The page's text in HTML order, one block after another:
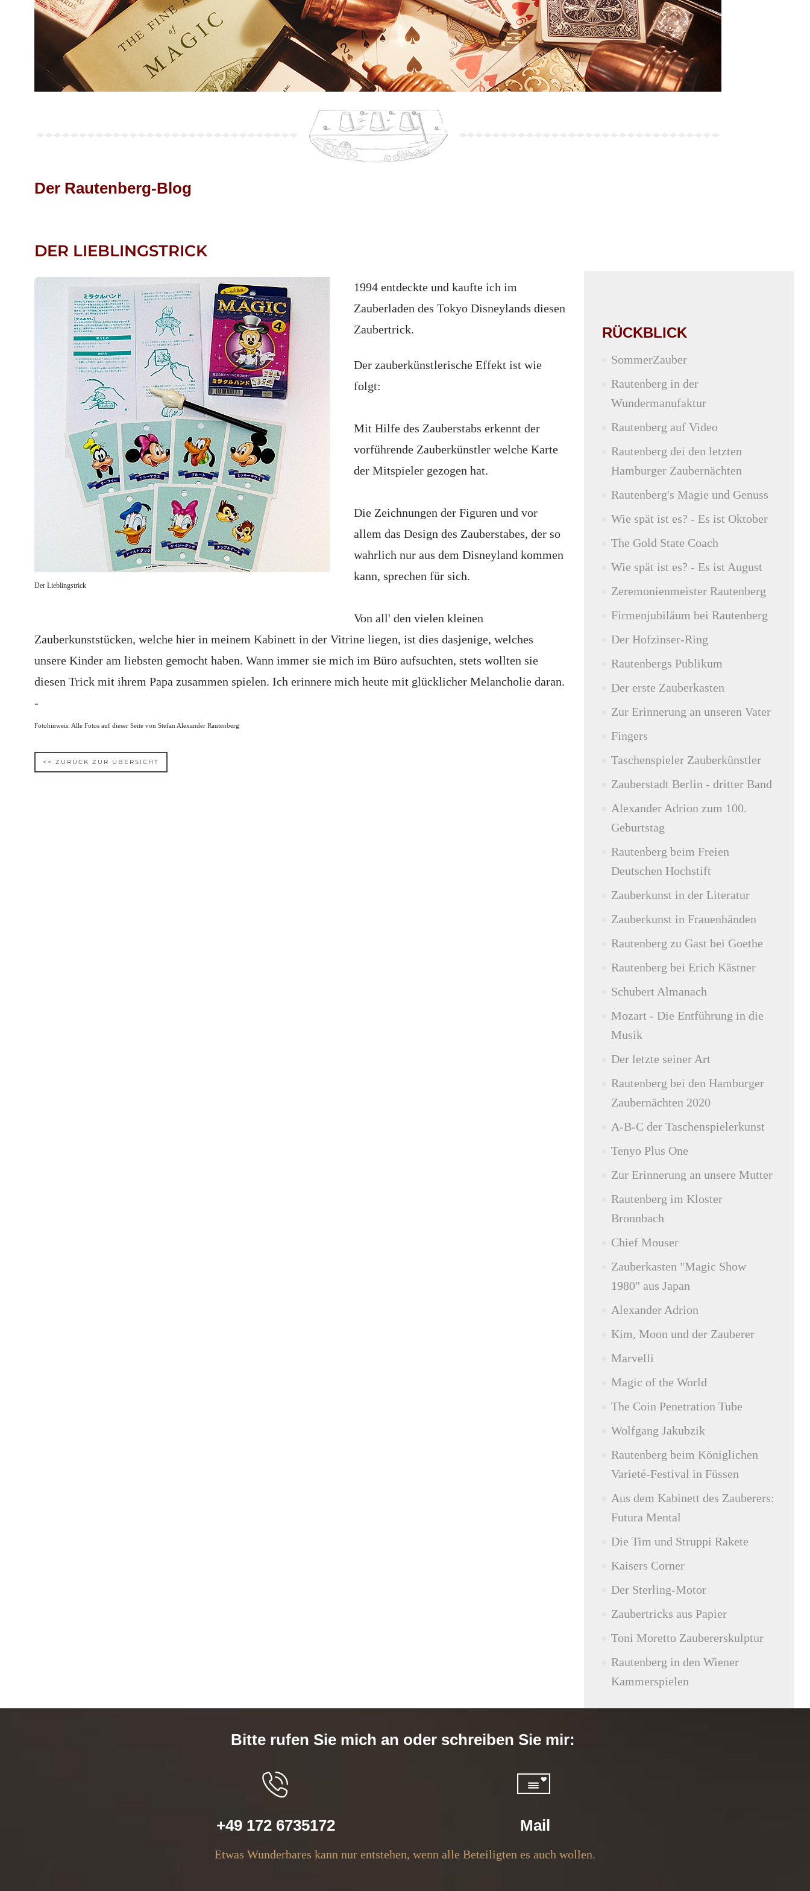
Der Rautenberg-Blog
RÜCKBLICK
SommerZauber
Rautenberg in der
Wundermanufaktur
Rautenberg auf Video
Rautenberg dei den letzten
Hamburger Zaubernächten
Rautenberg's Magie und Genuss
Wie spät ist es? - Es ist Oktober
The Gold State Coach
Wie spät ist es? - Es ist August
Zeremonienmeister Rautenberg
Firmenjubiläum bei Rautenberg
Der Hofzinser-Ring
Rautenbergs Publikum
Der erste Zauberkasten
Zur Erinnerung an unseren Vater
Fingers
Taschenspieler Zauberkünstler
Zauberstadt Berlin - dritter Band
Alexander Adrion zum 100.
Geburtstag
Rautenberg beim Freien
Deutschen Hochstift
Zauberkunst in der Literatur
Zauberkunst in Frauenhänden
Rautenberg zu Gast bei Goethe
Rautenberg bei Erich Kästner
Schubert Almanach
Mozart - Die Entführung in die
Musik
Der letzte seiner Art
Rautenberg bei den Hamburger
Zaubernächten 2020
A-B-C der Taschenspielerkunst
Tenyo Plus One
Zur Erinnerung an unsere Mutter
Rautenberg im Kloster
Bronnbach
Chief Mouser
Zauberkasten "Magic Show
1980" aus Japan
Alexander Adrion
Kim, Moon und der Zauberer
Marvelli
Magic of the World
The Coin Penetration Tube
Wolfgang Jakubzik
Rautenberg beim Königlichen
Varieté-Festival in Füssen
Aus dem Kabinett des Zauberers:
Futura Mental
Die Tim und Struppi Rakete
Kaisers Corner
Der Sterling-Motor
Zaubertricks aus Papier
Toni Moretto Zaubererskulptur
Rautenberg in den Wiener
Kammerspielen
DER LIEBLINGSTRICK
Der Lieblingstrick
1994 entdeckte und kaufte ich im
Zauberladen des Tokyo Disneylands diesen
Zaubertrick.
Der zauberkünstlerische Effekt ist wie
folgt:
Mit Hilfe des Zauberstabs erkennt der
vorführende Zauberkünstler welche Karte
der Mitspieler gezogen hat.
Die Zeichnungen der Figuren und vor
allem das Design des Zauberstabes, der so
wahrlich nur aus dem Disneyland kommen
kann, sprechen für sich.
Von all' den vielen kleinen
Zauberkunststücken, welche hier in meinem Kabinett in der Vitrine liegen, ist dies dasjenige, welches
unsere Kinder am liebsten gemocht haben. Wann immer sie mich im Büro aufsuchten, stets wollten sie
diesen Trick mit ihrem Papa zusammen spielen. Ich erinnere mich heute mit glücklicher Melancholie daran.
-
Fotohinweis: Alle Fotos auf dieser Seite von Stefan Alexander Rautenberg
<< ZURÜCK ZUR ÜBERSICHT
Bitte rufen Sie mich an oder schreiben Sie mir:
+49 172 6735172 Mail
Etwas Wunderbares kann nur entstehen, wenn alle Beteiligten es auch wollen.